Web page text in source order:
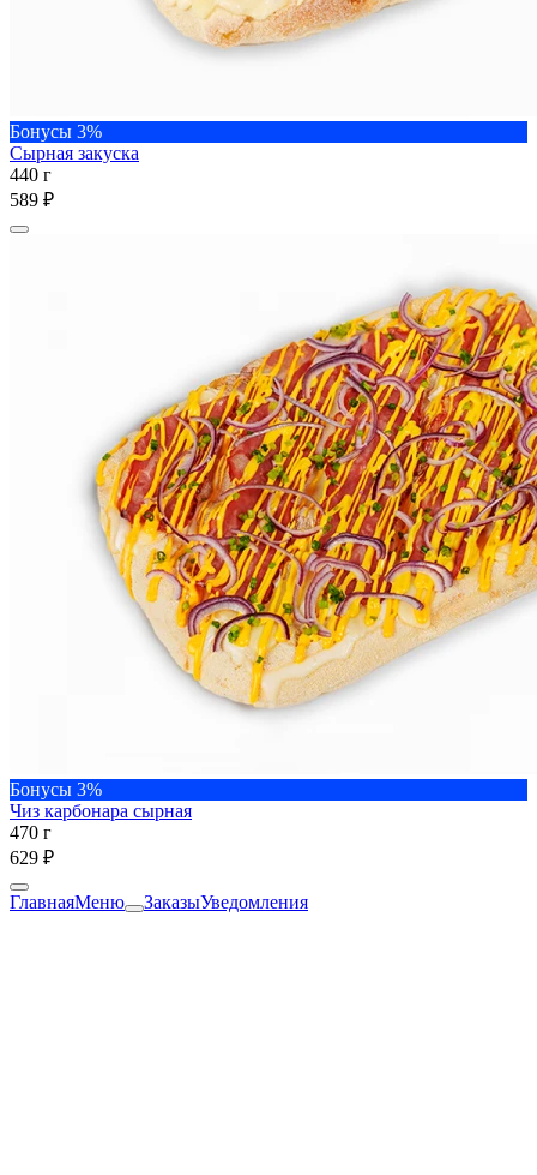
Бонусы 3%
Сырная закуска
440 г
589 ₽
Бонусы 3%
Чиз карбонара сырная
470 г
629 ₽
ГлавнаяМеню ЗаказыУведомления